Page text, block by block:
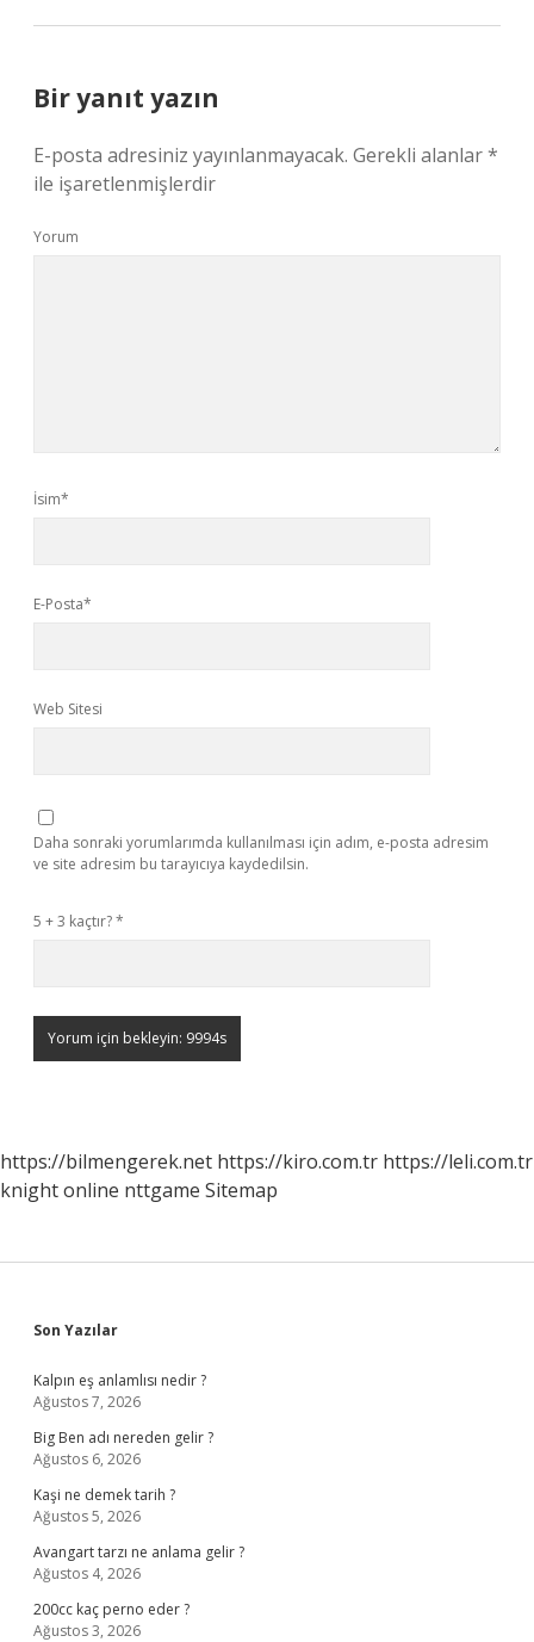
Bir yanıt yazın
E-posta adresiniz yayınlanmayacak. Gerekli alanlar*
ile işaretlenmişlerdir
Yorum
İsim*
E-Posta*
Web Sitesi
Daha sonraki yorumlarımda kullanılması için adım, e-posta adresim
ve site adresim bu tarayıcıya kaydedilsin.
5 + 3 kaçtır?*
https://bilmengerek.net https://kiro.com.tr https://leli.com.tr
knight online nttgame Sitemap
Sidebar
Son Yazılar
Kalpın eş anlamlısı nedir ?
Ağustos 7, 2026
Big Ben adı nereden gelir ?
Ağustos 6, 2026
Kaşi ne demek tarih ?
Ağustos 5, 2026
Avangart tarzı ne anlama gelir ?
Ağustos 4, 2026
200cc kaç perno eder ?
Ağustos 3, 2026